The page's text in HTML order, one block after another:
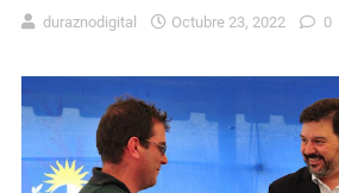
duraznodigital Octubre 23, 2022 0